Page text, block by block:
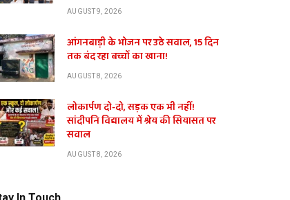
AUGUST 9, 2026
आंगनबाड़ी के भोजन पर उठे सवाल, 15 दिन
तक बंद रहा बच्चों का खाना!
AUGUST 8, 2026
लोकार्पण दो-दो, सड़क एक भी नहीं!
सांदीपनि विद्यालय में श्रेय की सियासत पर
सवाल
AUGUST 8, 2026
In Touch